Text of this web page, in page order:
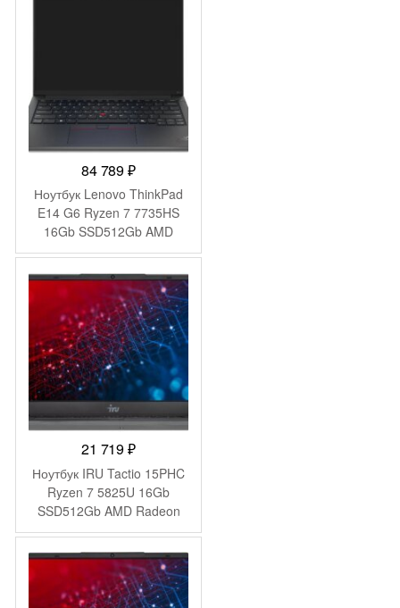
84 789₽
Ноутбук Lenovo ThinkPad
E14 G6 Ryzen 7 7735HS
16Gb SSD512Gb AMD
Radeon 680M 14″ IPS
WUXGA (1920×1200) без
ОС black WiFi BT Cam
(21M3S05S00)
21 719₽
Ноутбук IRU Tactio 15PHC
Ryzen 7 5825U 16Gb
SSD512Gb AMD Radeon
Graphics 15.6″ IPS FHD
(1920×1080) Windows 11
Pro Multi Language black
WiFi BT Cam 4350mAh
(2046017)